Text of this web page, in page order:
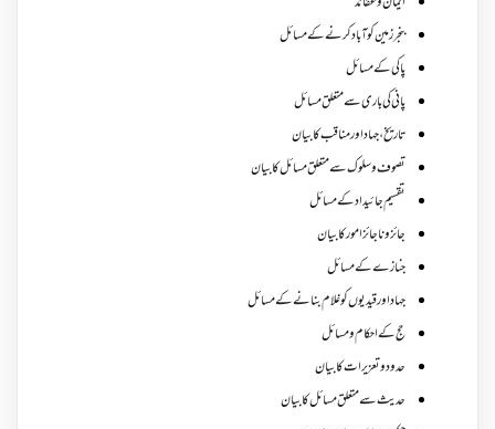
بنجر زمین کو آباد کرنے کے مسائل
پاکی کے مسائل
پانی کی باری سے متعلق مسائل
تاریخ،جہاد اور مناقب کا بیان
تصوف و سلوک سے متعلق مسائل کا بیان
تقسیم جائیداد کے مسائل
جائز و ناجائزامور کا بیان
جنازے کےمسائل
جہاد اور قیدیوں کو غلام بنانے کے مسائل
حج کے احکام ومسائل
حدود و تعزیرات کا بیان
حدیث سے متعلق مسائل کا بیان